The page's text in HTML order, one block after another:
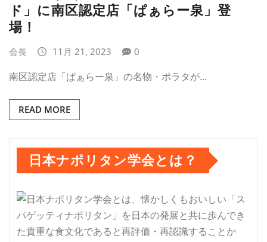
ド」に南区認定店「ぱぁらー泉」登
場！
会長 11月 21, 2023 0
南区認定店「ぱぁらー泉」の名物・ポラタが…
READ MORE
日本ナポリタン学会とは？